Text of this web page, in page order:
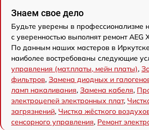
Знаем свое дело
Будьте уверены в профессионализме
с уверенностью выполнят ремонт AEG
По данным наших мастеров в
наиболее востребованы следующие
управления (мат.платы, мейн платы),
фильтров, Замена диодных и
ламп накаливания, Замена кабеля,
электроцепей электронных плат,
загрязнений, Чистка жёсткого
сенсорного управления, Ремонт